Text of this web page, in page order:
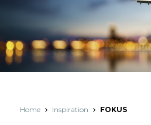
Home Inspiration FOKUS